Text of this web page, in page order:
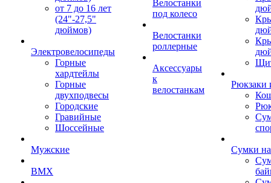
от 7 до 16 лет
(24"-27,5"
дюймов)
Электровелосипеды
Горные
хардтейлы
Горные
двухподвесы
Городские
Гравийные
Шоссейные
Мужские
BMX
Велостанки
под колесо
Велостанки
роллерные
Аксессуары
к
велостанкам
Рюкзаки
Сумки